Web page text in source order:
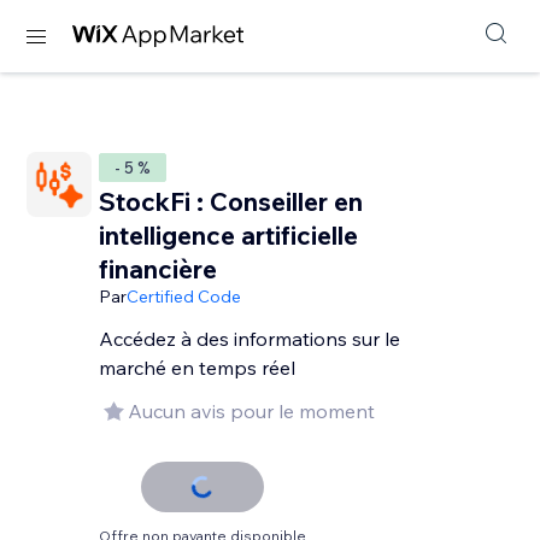
- 5 %
StockFi : Conseiller en
intelligence artificielle
financière
ParCertified Code
Accédez à des informations sur le
marché en temps réel
Aucun avis pour le moment
Offre non payante disponible